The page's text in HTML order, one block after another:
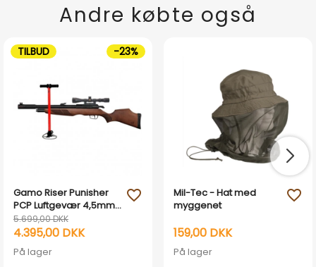
Andre købte også
Gamo Riser Punisher
PCP Luftgevær 4,5mm
m. Kikkert & Flex Pumpe
5.699,00 DKK
4.395,00 DKK
På lager
favorite_outline
TILBUD -23%
Mil-Tec - Hat med
myggenet
159,00 DKK
På lager
favorite_outline